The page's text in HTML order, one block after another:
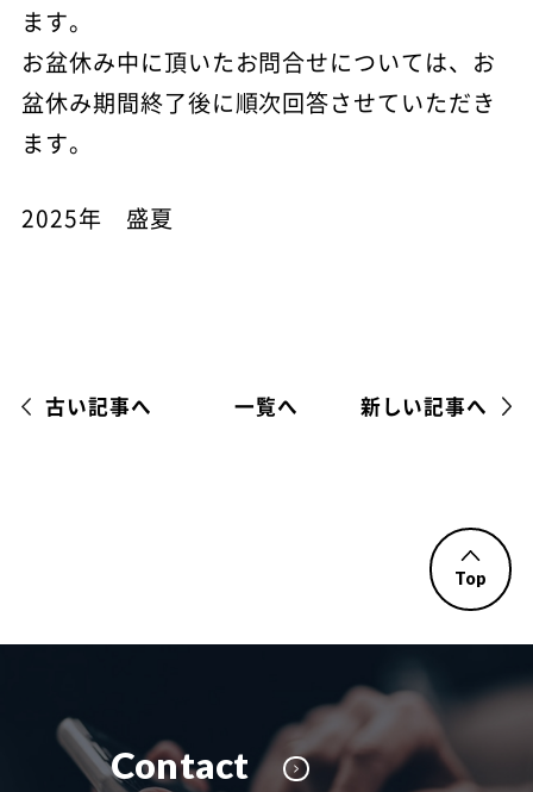
ます。
お盆休み中に頂いたお問合せについては、お
盆休み期間終了後に順次回答させていただき
ます。
2025年 盛夏
古い記事へ 一覧へ 新しい記事へ
Contact
Top